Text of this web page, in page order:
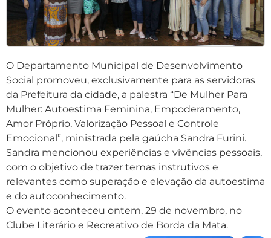
O Departamento Municipal de Desenvolvimento
Social promoveu, exclusivamente para as servidoras
da Prefeitura da cidade, a palestra “De Mulher Para
Mulher: Autoestima Feminina, Empoderamento,
Amor Próprio, Valorização Pessoal e Controle
Emocional”, ministrada pela gaúcha Sandra Furini.
Sandra mencionou experiências e vivências pessoais,
com o objetivo de trazer temas instrutivos e
relevantes como superação e elevação da autoestima
e do autoconhecimento.
O evento aconteceu ontem, 29 de novembro, no
Clube Literário e Recreativo de Borda da Mata.